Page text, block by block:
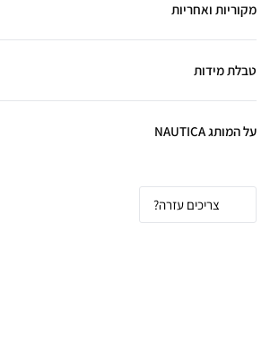
מקוריות ואחריות
טבלת מידות
על המותג NAUTICA
צריכים עזרה?